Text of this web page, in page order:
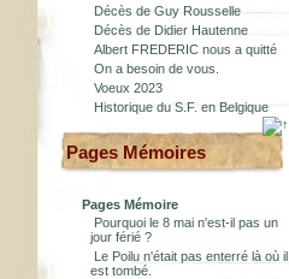
Décès de Guy Rousselle
Décès de Didier Hautenne
Albert FREDERIC nous a quitté
On a besoin de vous.
Voeux 2023
Historique du S.F. en Belgique
Pages Mémoires
Pages Mémoire
Pourquoi le 8 mai n'est-il pas un
jour férié ?
Le Poilu n'était pas enterré là où il
est tombé.